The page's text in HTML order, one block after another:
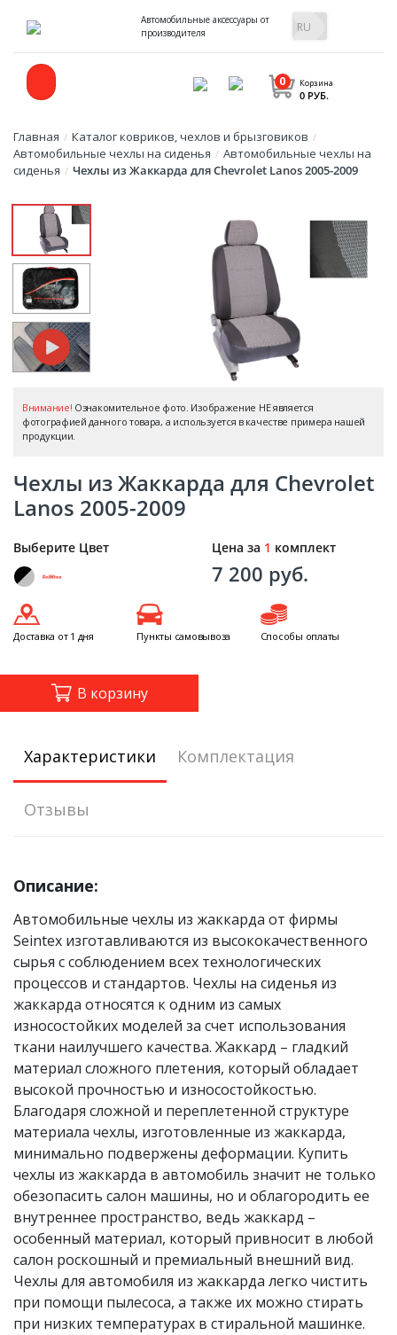
Автомобильные аксессуары от
производителя
Корзина
0
0 РУБ.
Главная / Каталог ковриков, чехлов и брызговиков /
Автомобильные чехлы на сиденья / Автомобильные чехлы на
сиденья / Чехлы из Жаккарда для Chevrolet Lanos 2005-2009
Внимание! Ознакомительное фото. Изображение НЕ является
фотографией данного товара, а используется в качестве примера нашей
продукции.
Чехлы из Жаккарда для Chevrolet
Lanos 2005-2009
Выберите Цвет Цена за 1 комплект
7 200 руб.
В корзину
Доставка от 1 дня Пункты самовывоза Способы оплаты
Характеристики Комплектация
Отзывы
Описание:
Автомобильные чехлы из жаккарда от фирмы
Seintex изготавливаются из высококачественного
сырья с соблюдением всех технологических
процессов и стандартов. Чехлы на сиденья из
жаккарда относятся к одним из самых
износостойких моделей за счет использования
ткани наилучшего качества. Жаккард – гладкий
материал сложного плетения, который обладает
высокой прочностью и износостойкостью.
Благодаря сложной и переплетенной структуре
материала чехлы, изготовленные из жаккарда,
минимально подвержены деформации. Купить
чехлы из жаккарда в автомобиль значит не только
обезопасить салон машины, но и облагородить ее
внутреннее пространство, ведь жаккард –
особенный материал, который привносит в любой
салон роскошный и премиальный внешний вид.
Чехлы для автомобиля из жаккарда легко чистить
при помощи пылесоса, а также их можно стирать
при низких температурах в стиральной машинке.